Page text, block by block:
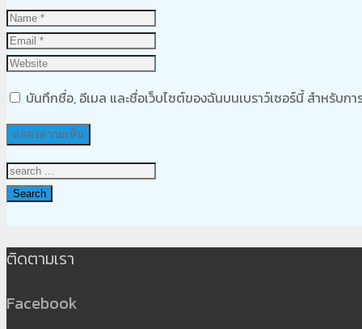
บันทึกชื่อ, อีเมล และชื่อเว็บไซต์ของฉันบนเบราว์เซอร์นี้ สำหรับก
Search
ติดตามเรา
Facebook